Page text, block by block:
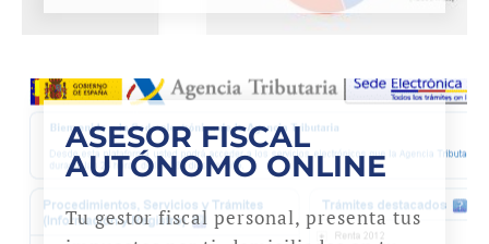
ASESOR FISCAL
AUTÓNOMO ONLINE
Tu gestor fiscal personal, presenta tus